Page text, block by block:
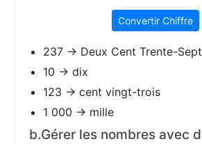
Convertir Chiffre
237 → Deux Cent Trente-Sept
10 → dix
123 → cent vingt-trois
1 000 → mille
b.Gérer les nombres avec